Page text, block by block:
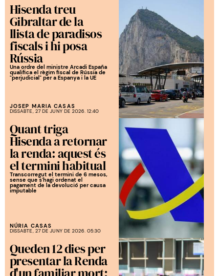
Hisenda treu
Gibraltar de la
llista de paradisos
fiscals i hi posa
Rússia
Una ordre del ministre Arcadi España
qualifica el règim fiscal de Rússia de
"perjudicial" per a Espanya i la UE
JOSEP MARIA CASAS
DISSABTE, 27 DE JUNY DE 2026. 12:40
Quant triga
Hisenda a retornar
la renda: aquest és
el termini habitual
Transcorregut el termini de 6 mesos,
sense que s'hagi ordenat el
pagament de la devolució per causa
imputable
NÚRIA CASAS
DISSABTE, 27 DE JUNY DE 2026. 05:30
Queden 12 dies per
presentar la Renda